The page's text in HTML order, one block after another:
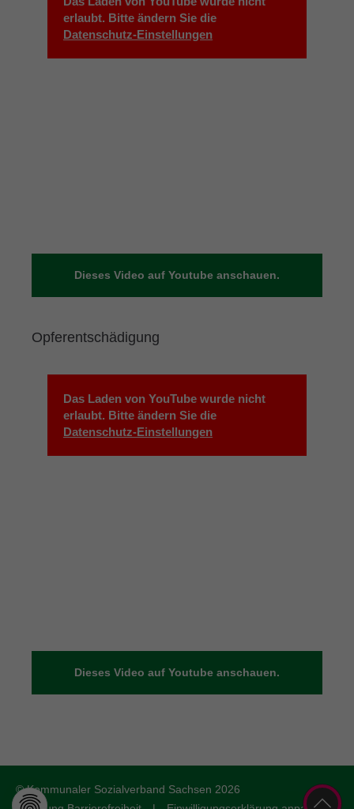
erlaubt. Bitte ändern Sie die
Datenschutz-Einstellungen
Dieses Video auf Youtube anschauen.
Opferentschädigung
Das Laden von YouTube wurde nicht
erlaubt. Bitte ändern Sie die
Datenschutz-Einstellungen
Dieses Video auf Youtube anschauen.
© Kommunaler Sozialverband Sachsen 2026